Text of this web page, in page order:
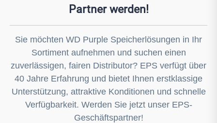
Partner werden!
Sie möchten WD Purple Speicherlösungen in Ihr
Sortiment aufnehmen und suchen einen
zuverlässigen, fairen Distributor? EPS verfügt über
40 Jahre Erfahrung und bietet Ihnen erstklassige
Unterstützung, attraktive Konditionen und schnelle
Verfügbarkeit. Werden Sie jetzt unser EPS-
Geschäftspartner!